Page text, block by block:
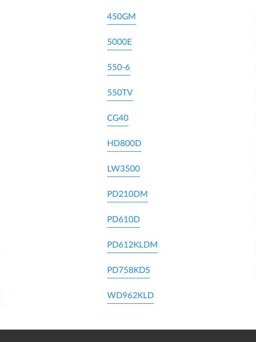
450GM
5000E
550-6
550TV
CG40
HD800D
LW3500
PD210DM
PD610D
PD612KLDM
PD758KDS
WD962KLD